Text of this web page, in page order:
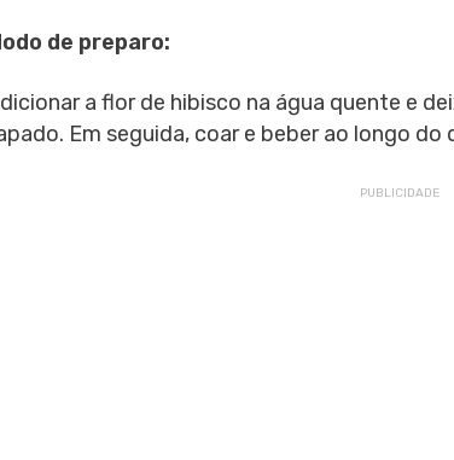
de preparo:
a flor de hibisco na água quente e
Em seguida, coar e beber ao longo do